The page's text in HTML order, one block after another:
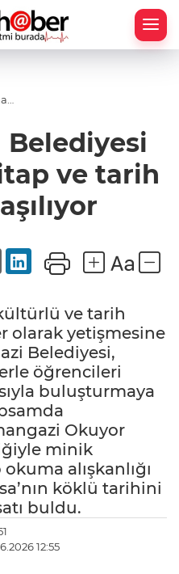
Belediyesi
ve tarih
ve tarih
olarak yetişmesine
Belediyesi,
öğrencileri
buluşturmaya
Okuyor
minik
alışkanlığı
köklü tarihini
buldu.
12:55